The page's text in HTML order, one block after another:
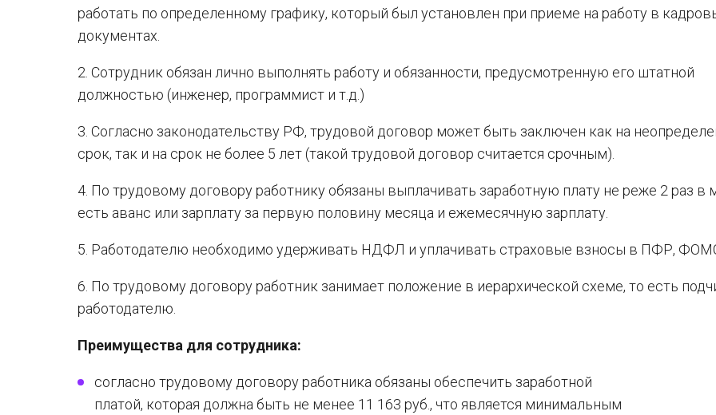
работать по определенному графику, который был установлен при приеме на работу в
документах.
2. Сотрудник обязан лично выполнять работу и обязанности, предусмотренную его штатной
должностью (инженер, программист и т.д.)
3. Согласно законодательству РФ, трудовой договор может быть заключен как на
срок, так и на срок не более 5 лет (такой трудовой договор считается срочным).
4. По трудовому договору работнику обязаны выплачивать заработную плату не реже 2 раз в
есть аванс или зарплату за первую половину месяца и ежемесячную зарплату.
5. Работодателю необходимо удерживать НДФЛ и уплачивать страховые взносы в ПФР,
6. По трудовому договору работник занимает положение в иерархической схеме, то есть
работодателю.
Преимущества для сотрудника:
согласно трудовому договору работника обязаны обеспечить заработной
платой, которая должна быть не менее 11 163 руб., что является минимальным